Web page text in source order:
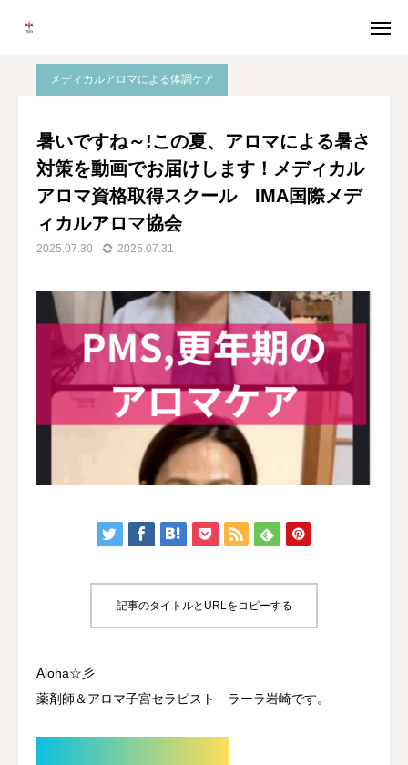
メディカルアロマによる体調ケア
暑いですね～!この夏、アロマによる暑さ
対策を動画でお届けします！メディカル
アロマ資格取得スクール IMA国際メデ
ィカルアロマ協会
2025.07.30 2025.07.31
記事のタイトルとURLをコピーする
Aloha☆彡
薬剤師＆アロマ子宮セラピスト ラーラ岩崎です。
Instagram Facebook
無料個別相談
協会概要
メディカルアロマとは
卒業生の声
体験講座